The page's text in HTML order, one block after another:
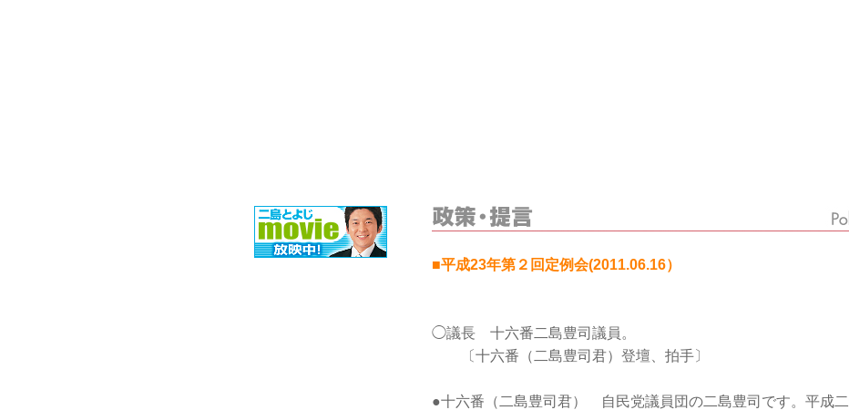
■平成23年第２回定例会(2011.06.16）
◯議長 十六番二島豊司議員。
〔十六番（二島豊司君）登壇、拍手〕
●十六番（二島豊司君） 自民党議員団の二島豊司です。平成